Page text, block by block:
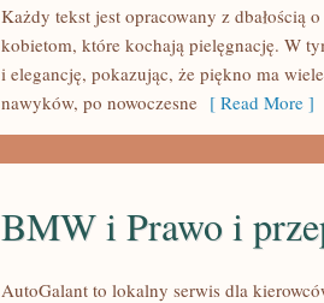
Każdy tekst jest opracowany z dbałością
kobietom, które kochają pielęgnację. W
i elegancję, pokazując, że piękno ma
nawyków, po nowoczesne [ Read More ]
BMW i Prawo i
AutoGalant to lokalny serwis dla